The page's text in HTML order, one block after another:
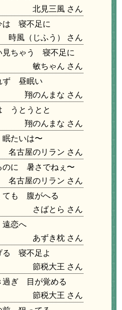
北見三風
は 寝不足に
時風（じふう）
ちゃう 寝不足に
敏ちゃん
ず 昼眠い
翔のんまな
うとうとと
翔のんまな
たいは〜
名古屋のリラン
のに 暑さでねぇ〜
名古屋のリラン
ても 腹がへる
さばとら
恋へ
あずき枕
る 寝不足よ
節税大王
過ぎ 目が覚める
節税大王